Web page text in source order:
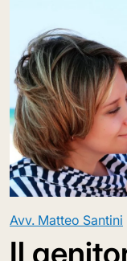
Avv. Matteo Santini
Il